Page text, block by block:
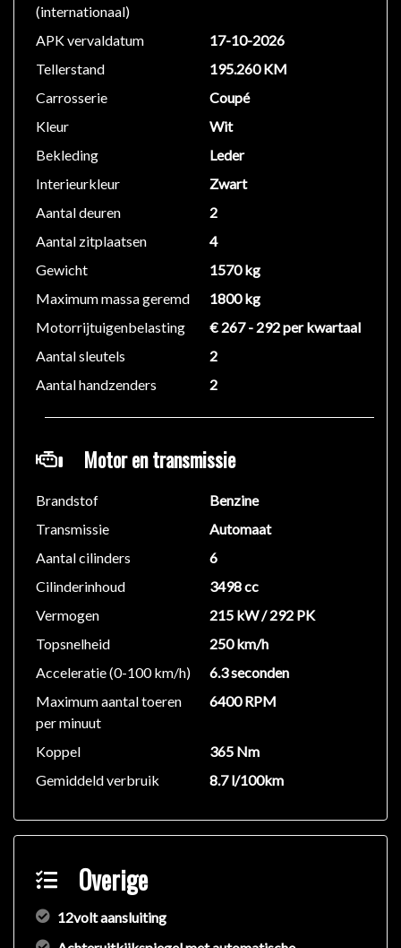
Elektrisch verstelbare passagiersstoel
Hemel zwart bekleed
876Interieurverlichtingspakket
Lederen stuurwiel
840Privacy glas, zijruiten achter + achterruit
Sportstuur
Stuurwiel multifunctioneel
Exterieur:
Buitenspiegel(s) automatisch dimmend
249Buitenspiegel links en rechts verwarmd, elektrisch
instelbaar
Buitenspiegels elektrisch inklapbaar
900Chroompakket exterieur
875Ruitensproeierinstallatie
611Verlichting: Uitstaplichten in de buitenspiegels
Veiligheid:
Autonomous Emergency Braking
628Adaptieve grootlichtassistent plus
Anti Blokkeer Systeem
Audio installatie premium
Multi media voorbereiding
U10Automatische uitschakeling
voorpassagiersairbag
475Bandenspanningscontrolesysteem (RDK)
551Diefstal-/inbraakalarminstallatie (EDW)
Parkeer assistent
817Sirene voor diefstal-/inbraakalarm
Dynamic Select
Vermoeidheids herkenning
(internationaal)
APK vervaldatum
17-10-2026
Tellerstand
195.260 KM
Carrosserie
Coupé
Kleur
Wit
Bekleding
Leder
Interieurkleur
Zwart
Aantal deuren
2
Aantal zitplaatsen
4
Gewicht
1570 kg
Maximum massa geremd
1800 kg
Motorrijtuigenbelasting
€ 267 - 292 per kwartaal
Aantal sleutels
2
Aantal handzenders
2
Motor en transmissie
Brandstof
Benzine
Transmissie
Automaat
Aantal cilinders
6
Cilinderinhoud
3498 cc
Vermogen
215 kW / 292 PK
Topsnelheid
250 km/h
Acceleratie (0-100 km/h)
6.3 seconden
Maximum aantal toeren
per minuut
6400 RPM
Koppel
365 Nm
Gemiddeld verbruik
8.7 l/100km
Overige
12volt aansluiting